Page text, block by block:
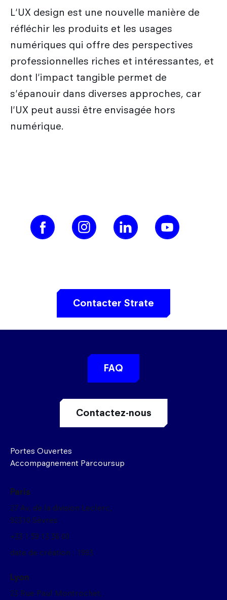
L'UX design est une nouvelle manière de
réfléchir les produits et les usages
numériques qui offre des perspectives
professionnelles riches et intéressantes, et
dont l'impact tangible permet de
s'épanouir dans diverses approches, car
l'UX peut aussi être envisagée hors
numérique.
Contacter Strate
Portes Ouvertes
Accompagnement Parcoursup
FAQ
Contactez-nous
Paris
27 Av, de la division Leclerc,
92310 Sèvres
+33 1 59 13 36 00
date de création : 1993
Lyon
23 Rue Paul Montrochet,